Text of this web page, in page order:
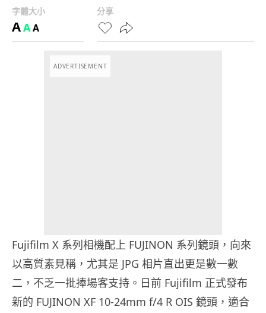
字體大小
AAA
分享
ADVERTISEMENT
Fujifilm X 系列相機配上 FUJINON 系列鏡頭，向來
以高質素見稱，尤其是 JPG 相片直出更是數一數
二，不乏一批捧場客支持。日前 Fujifilm 正式發布
新的 FUJINON XF 10-24mm f/4 R OIS 鏡頭，適合